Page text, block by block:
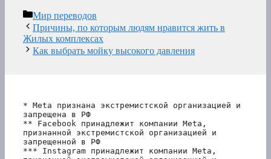
Рубрики
Мир переводов
Причины, по которым людям нравится жить в
Жилых комплексах
Как выбрать мойку высокого давления
* Meta признана экстремистской организацией и
запрещена в РФ
** Facebook принадлежит компании Meta,
признанной экстремистской организацией и
запрещенной в РФ
*** Instagram принадлежит компании Meta,